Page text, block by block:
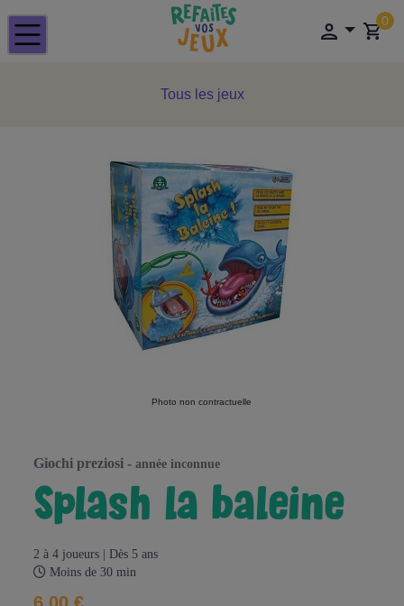
0
Tous les jeux
Photo non contractuelle
giochi preziosi -année inconnue
splash la baleine
2 à 4 joueurs | Dès 5 ans
Moins de 30 min